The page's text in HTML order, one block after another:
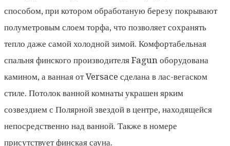
способом, при котором обработаную березу покрывают
полуметровым слоем торфа, что позволяет сохранять
тепло даже самой холодной зимой. Комфортабельная
спальня финского производителя Fagun оборудована
камином, а ванная от Versace сделана в лас-вегаском
стиле. Потолок ванной комнаты украшен ярким
созвездием с Полярной звездой в центре, находящейся
непосредственно над ванной. Также в номере
присутствует финская сауна.